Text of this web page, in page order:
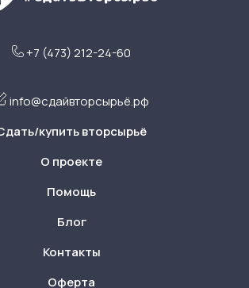
+7 (473) 212-24-60
info@сдайвторсырьё.рф
купить вторсырьё
О проекте
Помощь
Блог
Контакты
Оферта